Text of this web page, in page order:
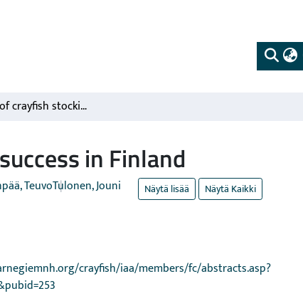
Evaluation of crayfish stocking success in Finland
in Finland
TeuvoTulonen, Jouni Näytä lisää Näytä Kaikki
crayfish/iaa/members/fc/abstracts.asp?